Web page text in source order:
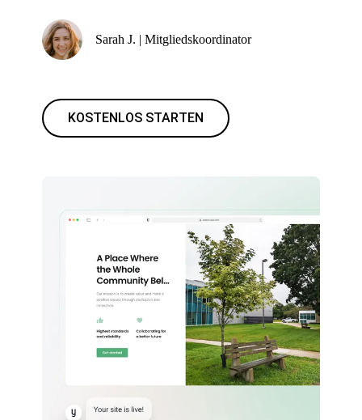
Sarah J. | Mitgliedskoordinator
KOSTENLOS STARTEN